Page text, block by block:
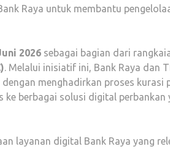
Raya untuk membantu
2026 sebagai bagian dari
. Melalui inisiatif ini, Bank Raya dan
menghadirkan proses kurasi
ke berbagai solusi digital perbankan
layanan digital Bank Raya yang